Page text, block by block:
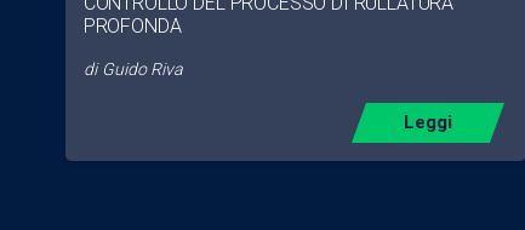
PROFONDA
di Guido Riva
Leggi